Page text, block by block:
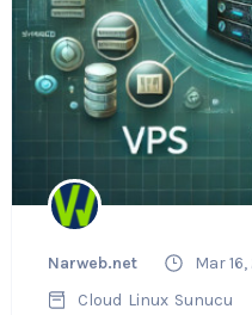
Narweb.net
Mar
Cloud Linux Sunucu